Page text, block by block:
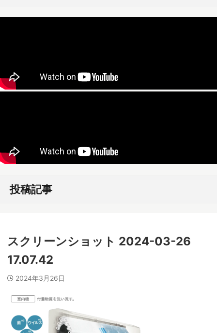
投稿記事
スクリーンショット 2024-03-26
17.07.42
2024年3月26日